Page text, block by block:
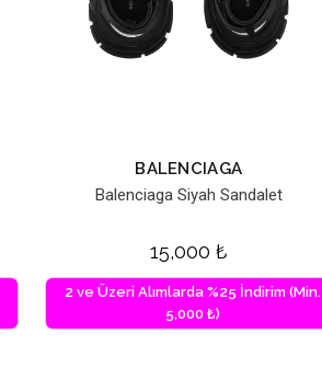
BALENCIAGA
Balenciaga Siyah Sandalet
15,000 ₺
2 ve Üzeri Alımlarda %25 İndirim (Min.
5,000 ₺)